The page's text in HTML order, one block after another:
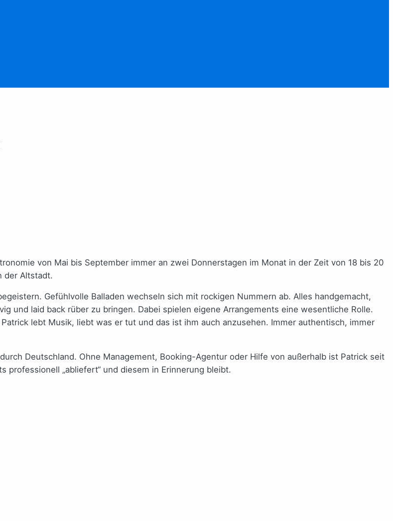
von Mai bis September immer an zwei Donnerstagen im Monat in der Zeit von 18 bis 20
der Altstadt.
Gefühlvolle Balladen wechseln sich mit rockigen Nummern ab. Alles handgemacht,
und laid back rüber zu bringen. Dabei spielen eigene Arrangements eine wesentliche Rolle.
lebt Musik, liebt was er tut und das ist ihm auch anzusehen. Immer authentisch, immer
Deutschland. Ohne Management, Booking-Agentur oder Hilfe von außerhalb ist Patrick seit
„abliefert“ und diesem in Erinnerung bleibt.